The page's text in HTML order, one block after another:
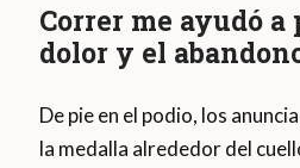
Correr me ayudó a
dolor y el
De pie en el podio, los
la medalla alrededor del